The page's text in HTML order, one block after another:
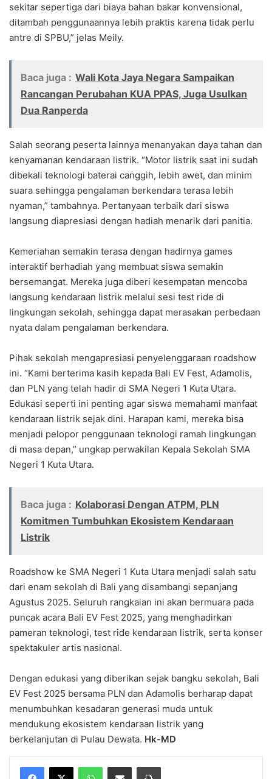
sekitar sepertiga dari biaya bahan bakar konvensional,
ditambah penggunaannya lebih praktis karena tidak perlu
antre di SPBU,” jelas Meily.
Baca juga : Wali Kota Jaya Negara Sampaikan
Rancangan Perubahan KUA PPAS, Juga Usulkan
Dua Ranperda
Salah seorang peserta lainnya menanyakan daya tahan dan
kenyamanan kendaraan listrik. “Motor listrik saat ini sudah
dibekali teknologi baterai canggih, lebih awet, dan minim
suara sehingga pengalaman berkendara terasa lebih
nyaman,” tambahnya. Pertanyaan terbaik dari siswa
langsung diapresiasi dengan hadiah menarik dari panitia.
Kemeriahan semakin terasa dengan hadirnya games
interaktif berhadiah yang membuat siswa semakin
bersemangat. Mereka juga diberi kesempatan mencoba
langsung kendaraan listrik melalui sesi test ride di
lingkungan sekolah, sehingga dapat merasakan perbedaan
nyata dalam pengalaman berkendara.
Pihak sekolah mengapresiasi penyelenggaraan roadshow
ini. “Kami berterima kasih kepada Bali EV Fest, Adamolis,
dan PLN yang telah hadir di SMA Negeri 1 Kuta Utara.
Edukasi seperti ini penting agar siswa memahami manfaat
kendaraan listrik sejak dini. Harapan kami, mereka bisa
menjadi pelopor penggunaan teknologi ramah lingkungan
di masa depan,” ungkap perwakilan Kepala Sekolah SMA
Negeri 1 Kuta Utara.
Baca juga : Kolaborasi Dengan ATPM, PLN
Komitmen Tumbuhkan Ekosistem Kendaraan
Listrik
Roadshow ke SMA Negeri 1 Kuta Utara menjadi salah satu
dari enam sekolah di Bali yang disambangi sepanjang
Agustus 2025. Seluruh rangkaian ini akan bermuara pada
puncak acara Bali EV Fest 2025, yang menghadirkan
pameran teknologi, test ride kendaraan listrik, serta konser
spektakuler artis nasional.
Dengan edukasi yang diberikan sejak bangku sekolah, Bali
EV Fest 2025 bersama PLN dan Adamolis berharap dapat
menumbuhkan kesadaran generasi muda untuk
mendukung ekosistem kendaraan listrik yang
berkelanjutan di Pulau Dewata. Hk-MD
WhatsAppShare via Email Print